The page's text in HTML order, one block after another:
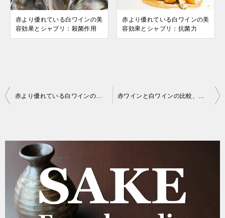
赤より優れている白ワインの美
容効果とシャブリ：殺菌作用
赤より優れている白ワインの美
容効果とシャブリ：抗菌力
投
ビ
赤より優れている白ワインの美容効果とシャブリ：殺菌作用 赤ワインと白ワインの比較、白ワインの美容効果について